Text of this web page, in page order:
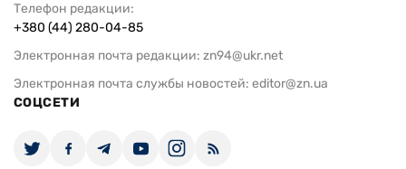
Телефон редакции:
+380 (44) 280-04-85
Электронная почта редакции: zn94@ukr.net
Электронная почта службы новостей: editor@zn.ua
СОЦСЕТИ